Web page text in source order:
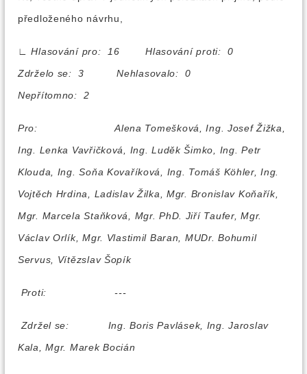
předloženého návrhu,
∟
Hlasování pro: 16 Hlasování proti: 0
Zdrželo se: 3 Nehlasovalo: 0
Nepřítomno: 2
Pro:
Alena Tomešková, Ing. Josef Žižka,
Ing. Lenka Vavřičková, Ing. Luděk Šimko, Ing. Petr
Klouda, Ing. Soňa Kovaříková, Ing. Tomáš Köhler, Ing.
Vojtěch Hrdina, Ladislav Žilka, Mgr. Bronislav Koňařík,
Mgr. Marcela Staňková, Mgr. PhD. Jiří Taufer, Mgr.
Václav Orlík, Mgr. Vlastimil Baran, MUDr. Bohumil
Servus, Vítězslav Šopík
Proti: ---
Zdržel se:
Ing. Boris Pavlásek, Ing. Jaroslav
Kala, Mgr. Marek Bocián